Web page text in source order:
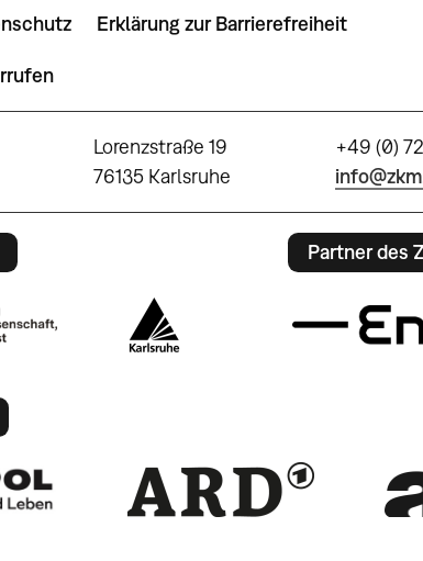
Erklärung zur Barrierefreiheit
Lorenzstraße 19
76135 Karlsruhe
+49 (0)
Partner des